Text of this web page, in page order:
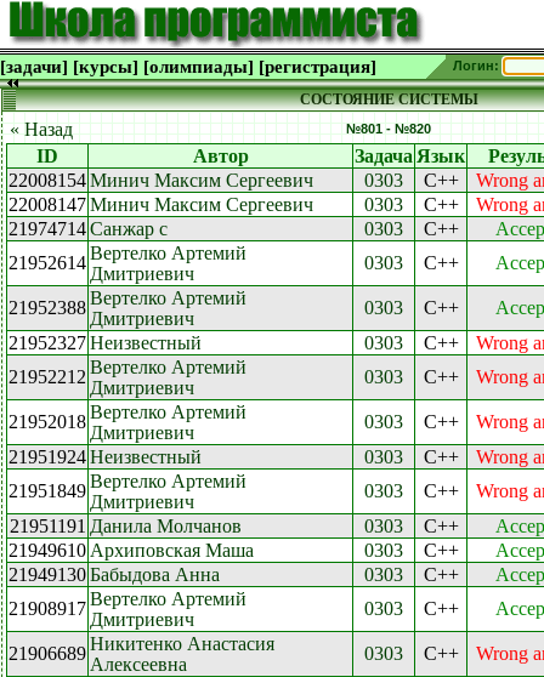
[задачи] [курсы] [олимпиады] [регистрация] Логин:
СОСТОЯНИЕ СИСТЕМЫ
« Назад №801 - №820
ID Автор Задача Язык
22008154Минич Максим Сергеевич 0303 C++
Wrong
22008147Минич Максим Сергеевич 0303 C++
Wrong
21974714Санжар с 0303 C++
21952614Вертелко Артемий
Дмитриевич
0303 C++
21952388Вертелко Артемий
Дмитриевич
0303 C++
21952327Неизвестный 0303 C++
Wrong
21952212 Вертелко Артемий
Дмитриевич
0303 C++ Wrong
21952018Вертелко Артемий
Дмитриевич
0303 C++
Wrong
21951924Неизвестный 0303 C++
Wrong
21951849Вертелко Артемий
Дмитриевич
0303 C++
Wrong
21951191 Данила Молчанов 0303 C++
21949610 Архиповская Маша 0303 C++
21949130Бабыдова Анна 0303 C++
21908917Вертелко Артемий
Дмитриевич
0303 C++
21906689Никитенко Анастасия
Алексеевна
0303 C++ Wrong